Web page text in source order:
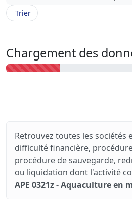
Trier
Chargement des
Retrouvez toutes les sociétés
difficulté financière,
procédure de sauvegarde,
ou liquidation dont l'activité
APE 0321z - Aquaculture en